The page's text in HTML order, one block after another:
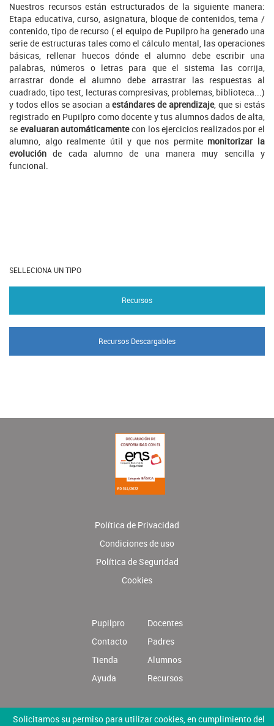
Nuestros recursos están estructurados de la siguiente manera:
Etapa educativa, curso, asignatura, bloque de contenidos, tema /
contenido, tipo de recurso ( el equipo de Pupilpro ha generado una
serie de estructuras tales como el cálculo mental, las operaciones
básicas, rellenar huecos dónde el alumno debe escribir una
palabras, números o letras para que el sistema las corrija,
arrastrar donde el alumno debe arrastrar las respuestas al
cuadrado, tipo test, lecturas compresivas, problemas, biblioteca...)
y todos ellos se asocian aestándares de aprendizaje, que si estás
registrado en Pupilpro como docente y tus alumnos dados de alta,
se evaluaran automáticamentecon los ejercicios realizados por el
alumno, algo realmente útil y que nos permite monitorizar la
evolución de cada alumno de una manera muy sencilla y
funcional.
SELLECIONA UN TIPO
Recursos
Recursos Descargables
Política de Privacidad
Condiciones de uso
Política de Seguridad
Cookies
Pupilpro
Contacto
Tienda
Ayuda
Docentes
Padres
Alumnos
Recursos
Solicitamos su permiso para utilizar cookies, en cumplimiento del